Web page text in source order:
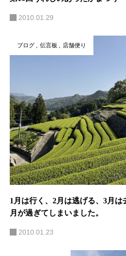
2010.01.29
ブログ 伝言板 店舗便り
1月は行く、2月は逃げる、3月
月が過ぎてしまいました。
2010.01.23